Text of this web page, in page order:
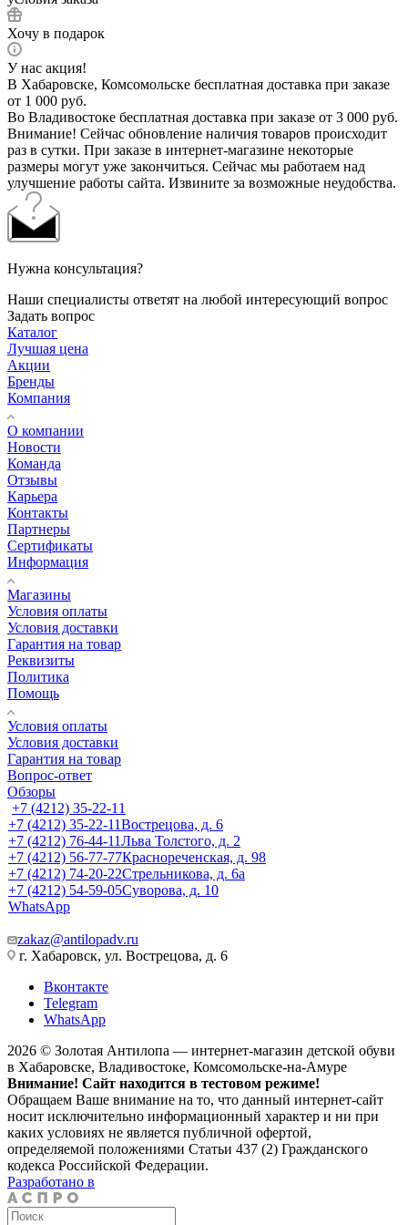
Хочу в подарок
У нас акция!
В Хабаровске, Комсомольске бесплатная доставка при заказе
от 1 000 руб.
Во Владивостоке бесплатная доставка при заказе от 3 000 руб.
Внимание! Сейчас обновление наличия товаров происходит
раз в сутки. При заказе в интернет-магазине некоторые
размеры могут уже закончиться. Сейчас мы работаем над
улучшение работы сайта. Извините за возможные неудобства.
Нужна консультация?
Наши специалисты ответят на любой интересующий вопрос
Задать вопрос
Каталог
Лучшая цена
Акции
Бренды
Компания
О компании
Новости
Команда
Отзывы
Карьера
Контакты
Партнеры
Сертификаты
Информация
Магазины
Условия оплаты
Условия доставки
Гарантия на товар
Реквизиты
Политика
Помощь
Условия оплаты
Условия доставки
Гарантия на товар
Вопрос-ответ
Обзоры
+7 (4212) 35-22-11
+7 (4212) 35-22-11Вострецова, д. 6
+7 (4212) 76-44-11Льва Толстого, д. 2
+7 (4212) 56-77-77Краснореченская, д. 98
+7 (4212) 74-20-22Стрельникова, д. 6а
+7 (4212) 54-59-05Суворова, д. 10
WhatsApp
zakaz@antilopadv.ru
г. Хабаровск, ул. Вострецова, д. 6
Вконтакте
Telegram
WhatsApp
2026 © Золотая Антилопа — интернет-магазин детской обуви
в Хабаровске, Владивостоке, Комсомольске-на-Амуре
Внимание! Сайт находится в тестовом режиме!
Обращаем Ваше внимание на то, что данный интернет-сайт
носит исключительно информационный характер и ни при
каких условиях не является публичной офертой,
определяемой положениями Статьи 437 (2) Гражданского
кодекса Российской Федерации.
Разработано в